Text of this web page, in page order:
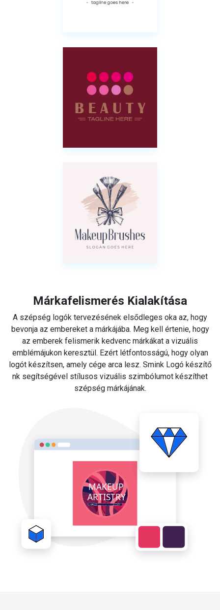
Márkafelismerés Kialakítása
A szépség logók tervezésének elsődleges oka az, hogy
bevonja az embereket a márkájába. Meg kell értenie, hogy
az emberek felismerik kedvenc márkákat a vizuális
emblémájukon keresztül. Ezért létfontosságú, hogy olyan
logót készítsen, amely cége arca lesz. Smink Logó készítő
nk segítségével stílusos vizuális szimbólumot készíthet
szépség márkájának.